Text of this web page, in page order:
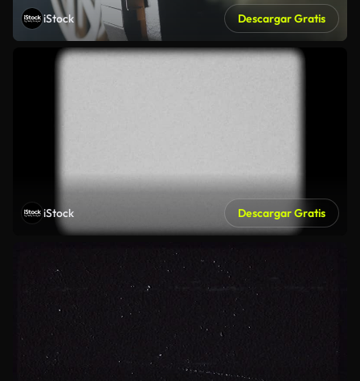
iStock Descargar Gratis
iStock Descargar Gratis